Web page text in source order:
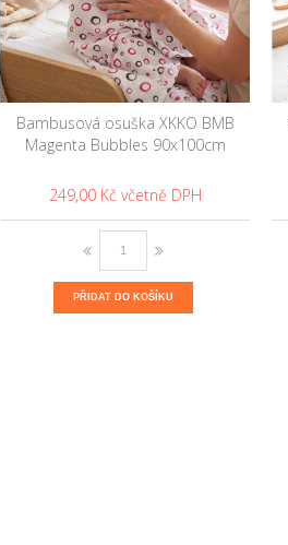
Bambusová osuška XKKO BMB
Magenta Bubbles 90x100cm
249,00 Kč
PŘIDAT DO KOŠÍKU